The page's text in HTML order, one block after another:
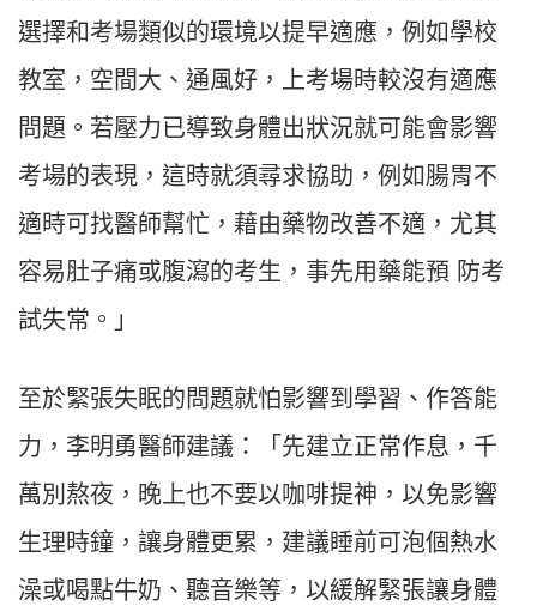
選擇和考場類似的環境以提早適應，例如學校
教室，空間大、通風好，上考場時較沒有適應
問題。若壓力已導致身體出狀況就可能會影響
考場的表現，這時就須尋求協助，例如腸胃不
適時可找醫師幫忙，藉由藥物改善不適，尤其
容易肚子痛或腹瀉的考生，事先用藥能預 防考
試失常。」
至於緊張失眠的問題就怕影響到學習、作答能
力，李明勇醫師建議：「先建立正常作息，千
萬別熬夜，晚上也不要以咖啡提神，以免影響
生理時鐘，讓身體更累，建議睡前可泡個熱水
澡或喝點牛奶、聽音樂等，以緩解緊張讓身體